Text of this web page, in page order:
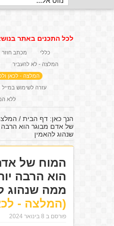
לכל התכנים באתר
כללי מכתב חוזר
המלצה - לא להעביר
המלצה - לכאן
עזרה לשימוש במייל
ללא
הנך כאן:דף הבית /
של אדם מבוגר הוא
שנהוג להאמין
המוח של
הוא הרבה
ממה שנהוג
(המלצה -
פורסם ב 8 בינואר 2024